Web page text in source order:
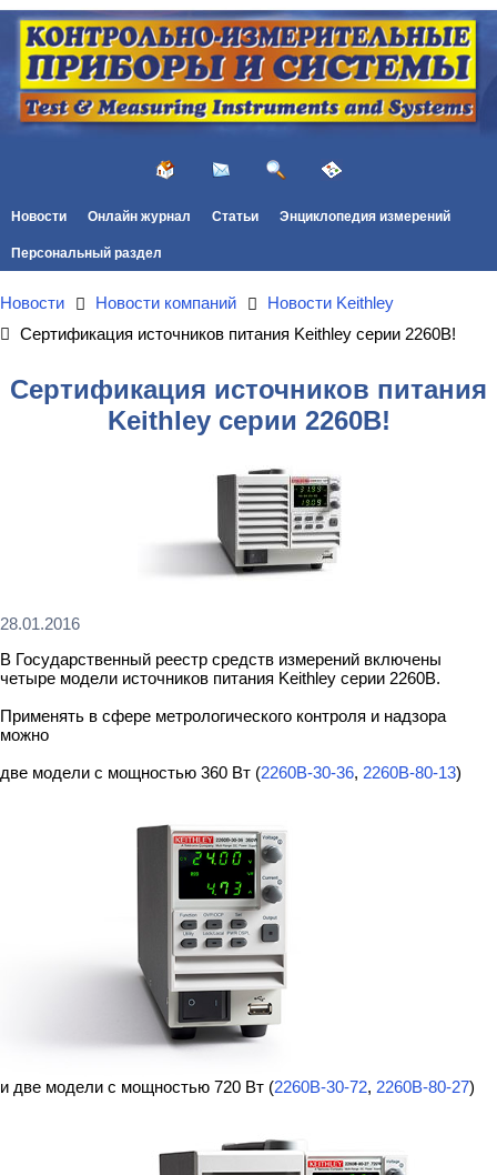
Новости Онлайн журнал Статьи Энциклопедия измерений
Персональный раздел
Новости Новости компаний
Новости Keithley
Сертификация источников питания Keithley серии 2260B!
Сертификация источников питания
Keithley серии 2260B!
28.01.2016
В Государственный реестр средств измерений включены
четыре модели источников питания Keithley серии 2260B.
Применять в сфере метрологического контроля и надзора
можно
две модели с мощностью 360 Вт (2260B-30-36, 2260B-80-13)
и две модели с мощностью 720 Вт (2260B-30-72, 2260B-80-27)